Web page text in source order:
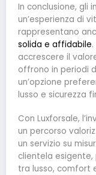
In conclusione, gli
un’esperienza di
rappresentano
solida e affidabile
accrescere il
offrono in periodi
un’opzione
lusso e sicurezza
Con Luxforsale,
un percorso
un servizio su
clientela esigente,
tra lusso, comfort